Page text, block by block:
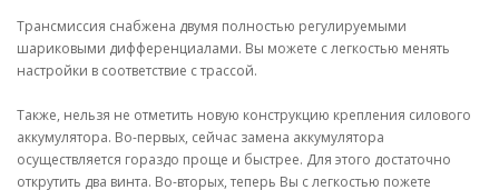
Трансмиссия снабжена двумя полностью регулируемыми
шариковыми дифференциалами. Вы можете с легкостью менять
настройки в соответствие с трассой.
Также, нельзя не отметить новую конструкцию крепления силового
аккумулятора. Во-первых, сейчас замена аккумулятора
осуществляется гораздо проще и быстрее. Для этого достаточно
открутить два винта. Во-вторых, теперь Вы с легкостью пожете